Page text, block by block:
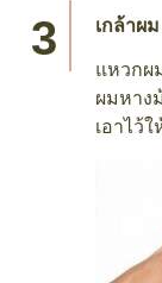
เกล้าผม
แหวกผ
ผมหาง
เอาไว้